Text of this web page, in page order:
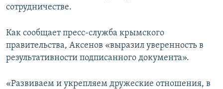
КРЫМ.НЕПОКОРЕННЫЙ
ELIFBE
УКРАИНСКАЯ ПРОБЛЕМА КРЫМА
Все сайты RFE/RL
сотрудничестве.
Как сообщает пресс-служба крымского
правительства, Аксенов «выразил уверенность в
результативности подписанного документа».
«Развиваем и укрепляем дружеские отношения, в